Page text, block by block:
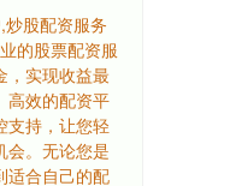
股配资服务
的股票配资服
，实现收益最
高效的配资平
支持，让您轻
会。无论您是
适合自己的配